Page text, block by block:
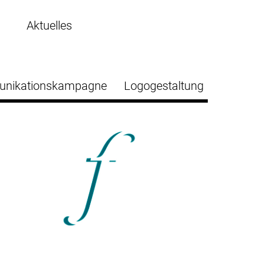
Aktuelles
Logogestaltung